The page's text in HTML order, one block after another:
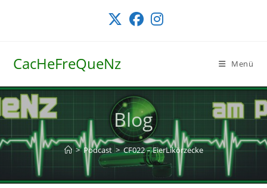
CacHeFreQueNz Menü
Blog
> Podcast > CF022 – EierLikörzecke